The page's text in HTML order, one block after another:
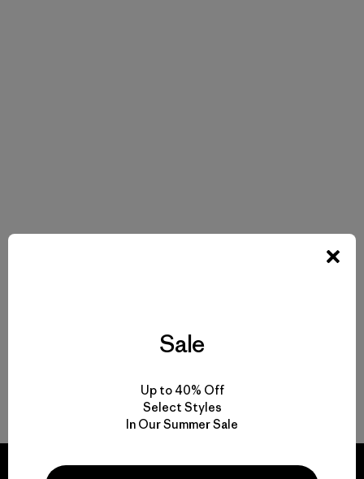
Sale
Up to 40% Off
Select Styles
In Our Summer Sale